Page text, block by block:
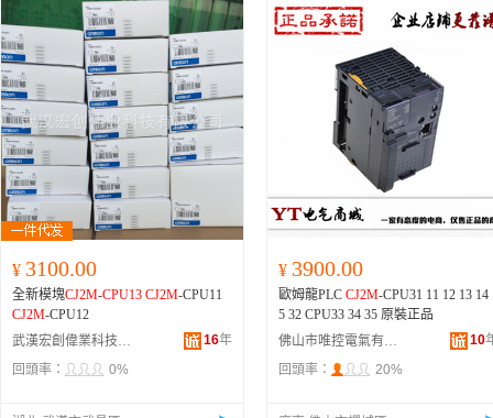
-A-100、CDQ2A32-15DMZ、CJ2-
-Z-200、CJ1B4-5SU4、CJ1B2-
67I、CJ1B15-15S、CJ1B15-15R、
5N16-30-B、CDJ2B6-15R-B、CJ2-10
HS-15、CJ2-10HW-75、CDJ2B10-100
AZ-B、CJ2-10H-A-60、MDBB50-300
Z、CD85N16-100-B、CJ206-U1R003-
5、CJ2-10HB-XC8-80、CJ210-
10、CDJ2RA10-60Z-B、MGPL16-10
Z、CDQ2B125-10DCMZ、CJ2-10H-
-200、CJ2-10HW-30A、CD85N12-25-
B、MGPM12-25Z、CJ2-10HS-40、C
CJ2-10H-Z-100、CJ2-10H-Z-200Z、C
DU10-15D、CJ2-10HB-XC8-15、
6-U1Q003-3、CJ1B10-50S、CJ2-
-XC8-10、CDJ2B16-15Z-B、
-01-93777、CDRB1BW50-180S、
L10-30、CDQSWB20-40D、CJ2-
J2H-CPU67、CJ2H-CPU66、CJ2H-CP
U65、CJ2H-CPU64、CP1E-E14SDR-
A、CP1E-E20SDR-A、CP1E-E30SDR-
A、CP1E-E40SDR-A、CP1E-E60SDR-
A、CP1E-E10DR-A、CP1E-E10DT-
A、CP1E-E10DT1-
N、D4V-8112Z、DRT2-OD16、E2B-
M12KN05-WZ-B1,2M、E2B-
¥ 3100.00
全新模塊CJ2M-CPU13 CJ2M-CPU11
CJ2M-CPU12
武漢宏創偉業科技有限公司
16年
回頭率：
0%
¥ 3900.00
歐姆龍PLC CJ2M-CPU31 11 12 13 14
5 32 CPU33 34 35 原裝正品
佛山市唯控電氣有限公司
10
回頭率：
20%